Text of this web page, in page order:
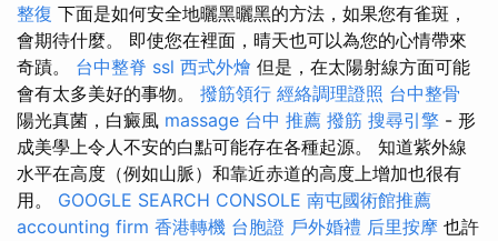
整復 下面是如何安全地曬黑曬黑的方法，如果您有雀斑，
會期待什麼。 即使您在裡面，晴天也可以為您的心情帶來
奇蹟。 台中整脊 ssl 西式外燴 但是，在太陽射線方面可能
會有太多美好的事物。 撥筋領行 經絡調理證照 台中整骨
陽光真菌，白癜風 massage 台中 推薦 撥筋 搜尋引擎 - 形
成美學上令人不安的白點可能存在各種起源。 知道紫外線
水平在高度（例如山脈）和靠近赤道的高度上增加也很有
用。 GOOGLE SEARCH CONSOLE 南屯國術館推薦
accounting firm 香港轉機 台胞證 戶外婚禮 后里按摩 也許